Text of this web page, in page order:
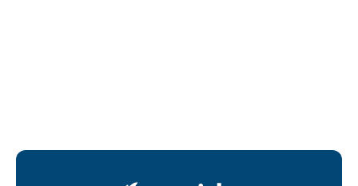
Contactgegevens en footer menu van Meride